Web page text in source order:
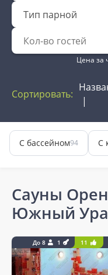
Тип парной
Цена за
Сортировать:
С бассейном94 С
Сауны
Южный
До 8 1 11